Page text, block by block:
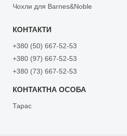
Чохли для Barnes&Noble
+380 (50) 667-52-53
+380 (97) 667-52-53
+380 (73) 667-52-53
Тарас